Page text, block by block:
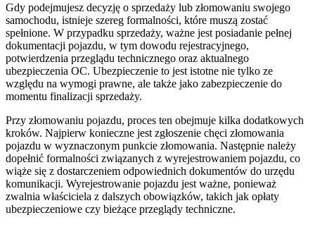
Gdy podejmujesz decyzję o sprzedaży lub złomowaniu swojego
samochodu, istnieje szereg formalności, które muszą zostać
spełnione. W przypadku sprzedaży, ważne jest posiadanie pełnej
dokumentacji pojazdu, w tym dowodu rejestracyjnego,
potwierdzenia przeglądu technicznego oraz aktualnego
ubezpieczenia OC. Ubezpieczenie to jest istotne nie tylko ze
względu na wymogi prawne, ale także jako zabezpieczenie do
momentu finalizacji sprzedaży.
Przy złomowaniu pojazdu, proces ten obejmuje kilka dodatkowych
kroków. Najpierw konieczne jest zgłoszenie chęci złomowania
pojazdu w wyznaczonym punkcie złomowania. Następnie należy
dopełnić formalności związanych z wyrejestrowaniem pojazdu, co
wiąże się z dostarczeniem odpowiednich dokumentów do urzędu
komunikacji. Wyrejestrowanie pojazdu jest ważne, ponieważ
zwalnia właściciela z dalszych obowiązków, takich jak opłaty
ubezpieczeniowe czy bieżące przeglądy techniczne.